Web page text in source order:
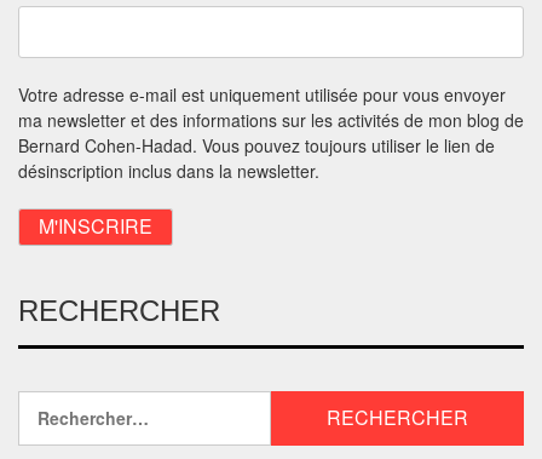
Votre adresse e-mail est uniquement utilisée pour vous envoyer
ma newsletter et des informations sur les activités de mon blog de
Bernard Cohen-Hadad. Vous pouvez toujours utiliser le lien de
désinscription inclus dans la newsletter.
RECHERCHER